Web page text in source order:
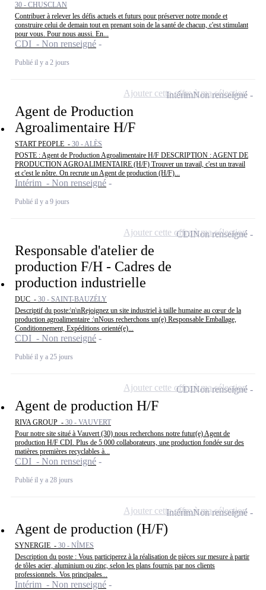
30 - CHUSCLAN
Contribuer à relever les défis actuels et futurs pour préserver notre monde et
construire celui de demain tout en prenant soin de la santé de chacun, c'est stimulant
pour vous. Pour nous aussi. En...
CDI - Non renseigné
Publié il y a 2 jours
Agent de Production
Agroalimentaire H/F
START PEOPLE - 30 - ALÈS
POSTE : Agent de Production Agroalimentaire H/F DESCRIPTION : AGENT DE
PRODUCTION AGROALIMENTAIRE (H/F) Trouver un travail, c'est un travail
et c'est le nôtre. On recrute un Agent de production (H/F)...
Intérim - Non renseigné
Publié il y a 9 jours
IntérimNon renseigné
Ajouter cette offre à ma sélection
Responsable d'atelier de
production F/H - Cadres de
production industrielle
DUC - 30 - SAINT-BAUZÉLY
Descriptif du poste:\n\nRejoignez un site industriel à taille humaine au cœur de la
production agroalimentaire :\nNous recherchons un(e) Responsable Emballage,
Conditionnement, Expéditions orienté(e)...
CDI - Non renseigné
Publié il y a 25 jours
CDINon renseigné
Ajouter cette offre à ma sélection
Agent de production H/F
RIVA GROUP - 30 - VAUVERT
Pour notre site situé à Vauvert (30) nous recherchons notre futur(e) Agent de
production H/F CDI. Plus de 5 000 collaborateurs, une production fondée sur des
matières premières recyclables à...
CDI - Non renseigné
Publié il y a 28 jours
CDINon renseigné
Ajouter cette offre à ma sélection
Agent de production (H/F)
SYNERGIE - 30 - NÎMES
Description du poste : Vous participerez à la réalisation de pièces sur mesure à partir
de tôles acier, aluminium ou zinc, selon les plans fournis par nos clients
professionnels. Vos principales...
Intérim - Non renseigné
IntérimNon renseigné
Ajouter cette offre à ma sélection